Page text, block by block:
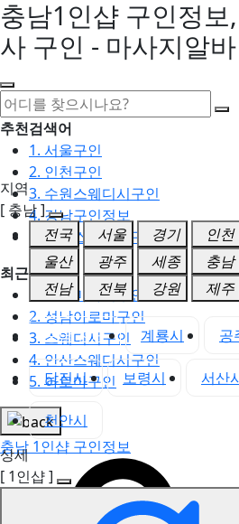
충남1인샵 구인정보
사 구인 - 마사지알바
추천검색어
1. 서울구인
2. 인천구인
3. 수원스웨디시구인
4. 강남구인정보
5. 동탄스웨디시구인
최근검색어
1. 일산마사지구인
2. 성남아로마구인
3. 스웨디시구인
4. 안산스웨디시구인
5. 아로마구인
충남 1인샵 구인정보
지역
[ 충남 ]
전국
서울 경기 인천
울산
광주 세종 충남
전남
전북 강원 제주
충남 전체 계룡시 공
당진시 보령시 서산
천안시
상세
[ 1인샵 ]